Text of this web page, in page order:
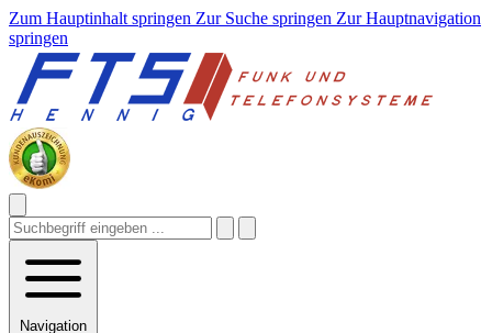
Zum Hauptinhalt springen Zur Suche springen Zur Hauptnavigation
springen
Navigation